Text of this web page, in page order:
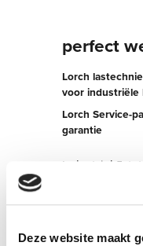
Deze website maakt
perfect
Lorch
voor industriële
Lorch Service-
garantie
Industrial Estate